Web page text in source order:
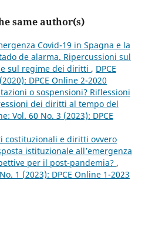
same author(s)
Covid-19 in Spagna e la
de alarma. Ripercussioni sul
sul regime dei diritti , DPCE
DPCE Online 2-2020
o sospensioni? Riflessioni
dei diritti al tempo del
Vol. 60 No. 3 (2023): DPCE
costituzionali e diritti ovvero
istituzionale all’emergenza
per il post-pandemia? ,
1 (2023): DPCE Online 1-2023